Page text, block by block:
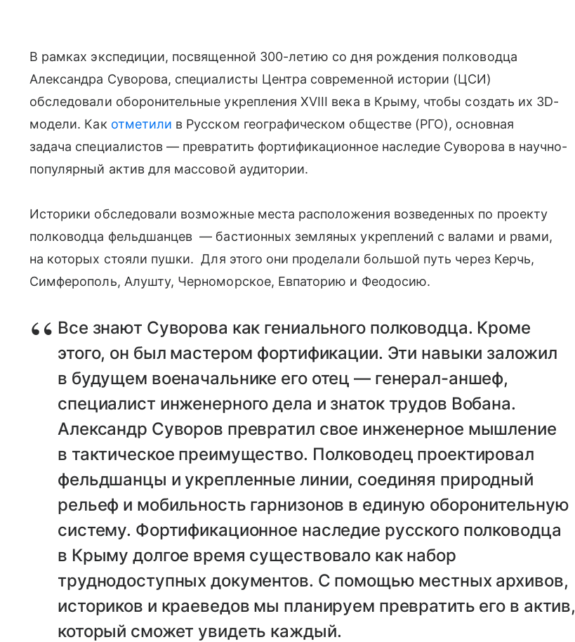
В рамках экспедиции, посвященной 300-летию со дня рождения полководца
Александра Суворова, специалисты Центра современной истории (ЦСИ)
обследовали оборонительные укрепления XVIII века в Крыму, чтобы создать их 3D-
модели. Как отметили в Русском географическом обществе (РГО), основная
задача специалистов — превратить фортификационное наследие Суворова в научно-
популярный актив для массовой аудитории.
Историки обследовали возможные места расположения возведенных по проекту
полководца фельдшанцев — бастионных земляных укреплений с валами и рвами,
на которых стояли пушки. Для этого они проделали большой путь через Керчь,
Симферополь, Алушту, Черноморское, Евпаторию и Феодосию.
Все знают Суворова как гениального полководца. Кроме
этого, он был мастером фортификации. Эти навыки заложил
в будущем военачальнике его отец — генерал-аншеф,
специалист инженерного дела и знаток трудов Вобана.
Александр Суворов превратил свое инженерное мышление
в тактическое преимущество. Полководец проектировал
фельдшанцы и укрепленные линии, соединяя природный
рельеф и мобильность гарнизонов в единую оборонительную
систему. Фортификационное наследие русского полководца
в Крыму долгое время существовало как набор
труднодоступных документов. С помощью местных архивов,
историков и краеведов мы планируем превратить его в актив,
который сможет увидеть каждый.